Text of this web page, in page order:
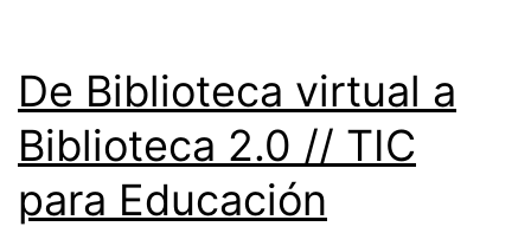
De Biblioteca virtual a
Biblioteca 2.0 // TIC
para Educación